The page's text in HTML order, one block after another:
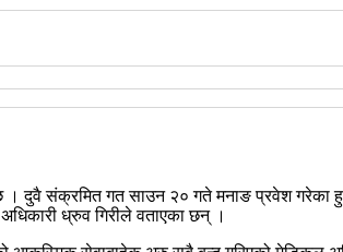
दुवै संक्रमित गत साउन २० गते मनाङ प्रवेश गरेका
ध्रुव गिरीले वताएका छन् ।